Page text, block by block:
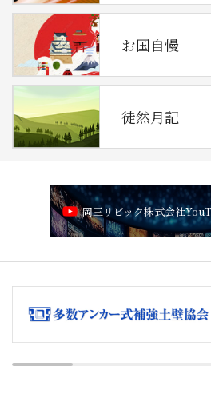
お国自慢
徒然月記
岡三リビック株式会社